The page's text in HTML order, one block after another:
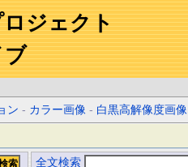
ジェクト
ブ
ン - カラー画像 - 白黒高解像度画像
全文検索